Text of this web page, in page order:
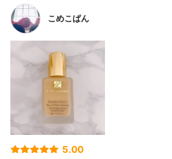
こめこぱん
5.00